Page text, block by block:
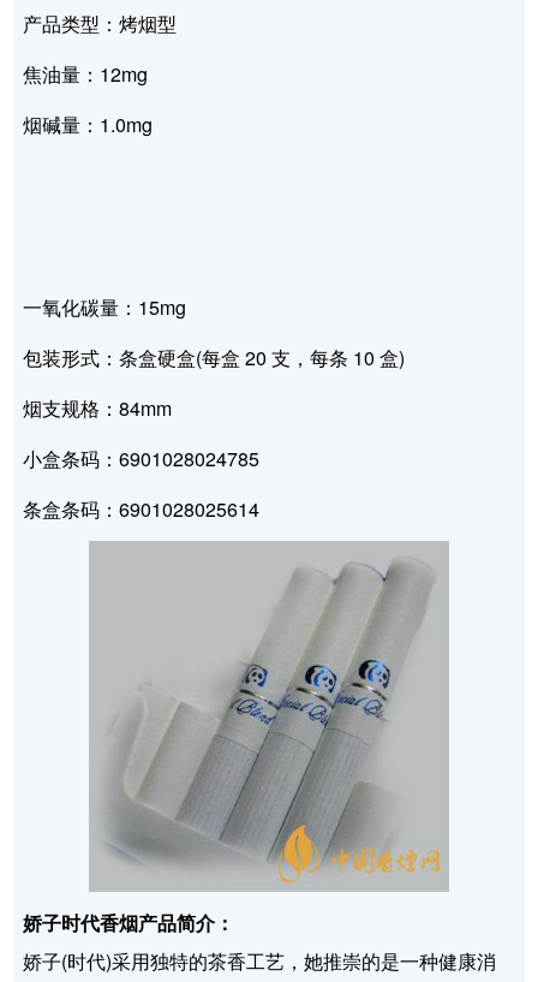
产品类型：烤烟型
焦油量：12mg
烟碱量：1.0mg
一氧化碳量：15mg
包装形式：条盒硬盒(每盒 20 支，每条 10 盒)
烟支规格：84mm
小盒条码：6901028024785
条盒条码：6901028025614
娇子时代香烟产品简介：
娇子(时代)采用独特的茶香工艺，她推崇的是一种健康消